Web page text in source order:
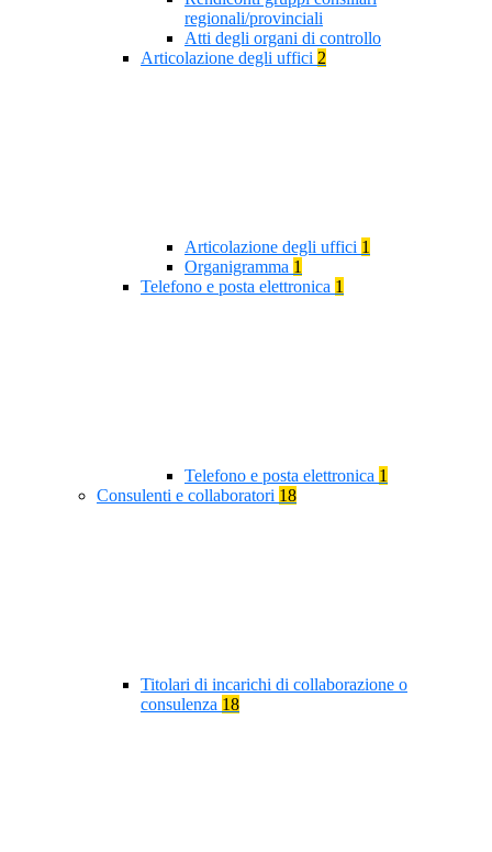
regionali/provinciali
Atti degli organi di controllo
Articolazione degli uffici 2
Articolazione degli uffici 1
Organigramma 1
Telefono e posta elettronica 1
Telefono e posta elettronica 1
Consulenti e collaboratori 18
Titolari di incarichi di collaborazione o
consulenza 18